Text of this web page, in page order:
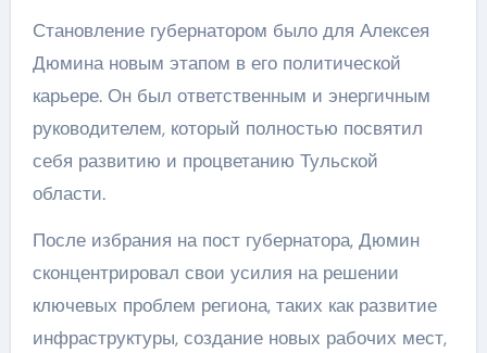
Становление губернатором было для Алексея
Дюмина новым этапом в его политической
карьере. Он был ответственным и энергичным
руководителем, который полностью посвятил
себя развитию и процветанию Тульской
области.
После избрания на пост губернатора, Дюмин
сконцентрировал свои усилия на решении
ключевых проблем региона, таких как развитие
инфраструктуры, создание новых рабочих мест,